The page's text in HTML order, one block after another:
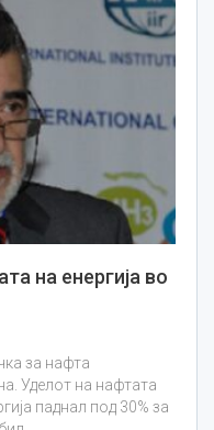
на енергија во
за нафта
Уделот на нафтата
паднал под 30% за